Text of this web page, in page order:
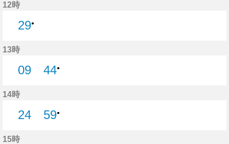
12時
29●
13時
09
44●
14時
24
59●
15時